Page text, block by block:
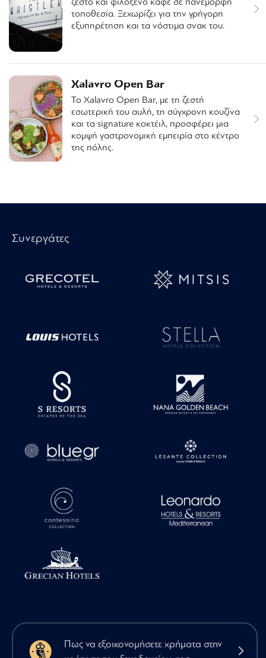
τοποθεσία. Ξεχωρίζει για την γρήγορη
εξυπηρέτηση και τα νόστιμα σνακ του.
Xalavro Open Bar
Το Xalavro Open Bar, με τη ζεστή
εσωτερική του αυλή, τη σύγχρονη κουζίνα
και τα signature κοκτέιλ, προσφέρει μια
κομψή γαστρονομική εμπειρία στο κέντρο
της πόλης.
Συνεργάτες
Πως να εξοικονομήσετε χρήματα στην